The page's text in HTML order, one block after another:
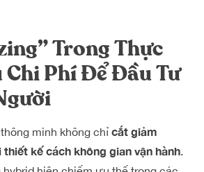
Trong Thực
Chi Phí Để Đầu Tư
minh không chỉ cắt giảm
thiết kế cách không gian vận hành.